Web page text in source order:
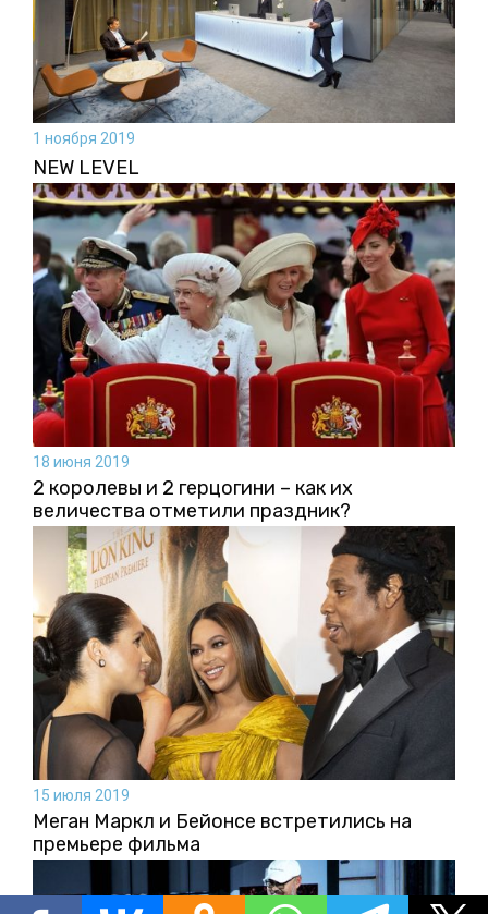
1 ноября 2019
NEW LEVEL
18 июня 2019
2 королевы и 2 герцогини – как их
величества отметили праздник?
15 июля 2019
Меган Маркл и Бейонсе встретились на
премьере фильма